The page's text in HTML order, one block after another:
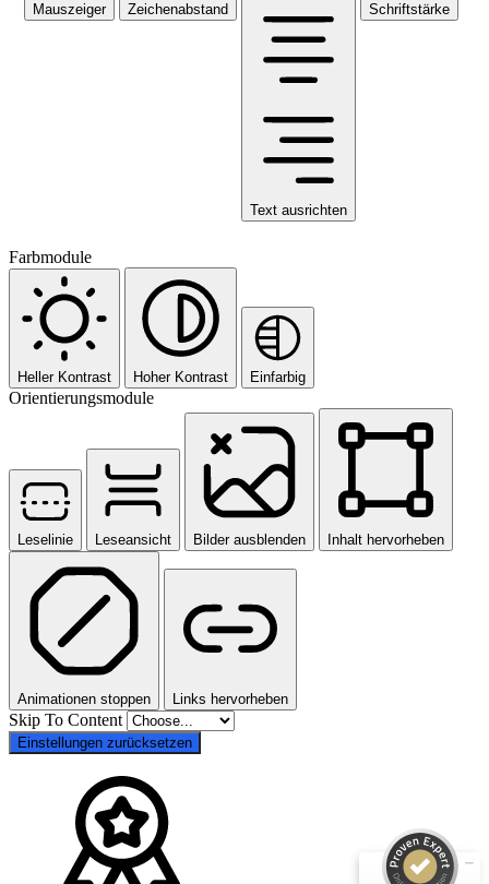
Mauszeiger Zeichenabstand
Text ausrichten
Schriftstärke
Farbmodule
Heller Kontrast Hoher Kontrast Einfarbig
Orientierungsmodule
Leselinie Leseansicht Bilder ausblenden Inhalt hervorheben
Animationen stoppen Links hervorheben
Skip To Content
Einstellungen zurücksetzen
Kundenbewertungen und Erfahrungen zu
Hannoversche Volksbank Immobilien GmbH
418